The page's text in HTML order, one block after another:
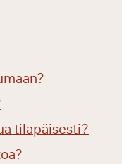
tilapäisesti?